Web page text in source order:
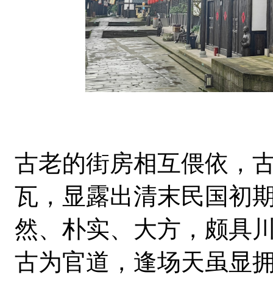
古老的街房相互偎依，
瓦，显露出清末民国初
然、朴实、大方，颇具
古为官道，逢场天虽显